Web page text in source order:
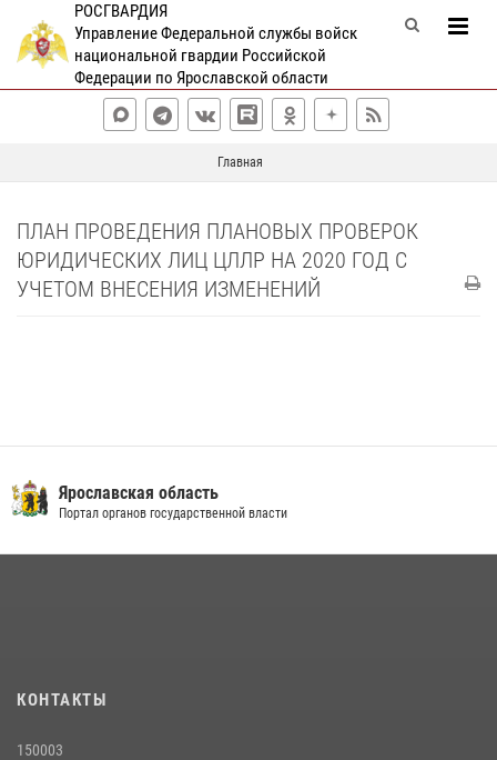
РОСГВАРДИЯ
Управление Федеральной службы войск
национальной гвардии Российской
Федерации по Ярославской области
Главная
ПЛАН ПРОВЕДЕНИЯ ПЛАНОВЫХ ПРОВЕРОК
ЮРИДИЧЕСКИХ ЛИЦ ЦЛЛР НА 2020 ГОД С
УЧЕТОМ ВНЕСЕНИЯ ИЗМЕНЕНИЙ
Ярославская область
Портал органов государственной власти
КОНТАКТЫ
150003